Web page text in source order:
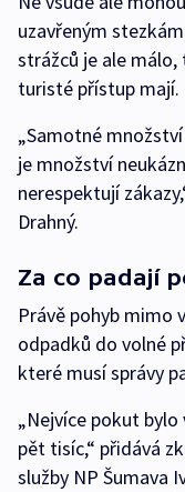
uzavřeným
strážců je ale
turisté přístup mají.
„Samotné
je množství
nerespektují
Drahný.
Za co padají
Právě pohyb mimo
odpadků do volné
které musí správy
„Nejvíce pokut bylo
pět tisíc,“ přidává
služby NP Šumava